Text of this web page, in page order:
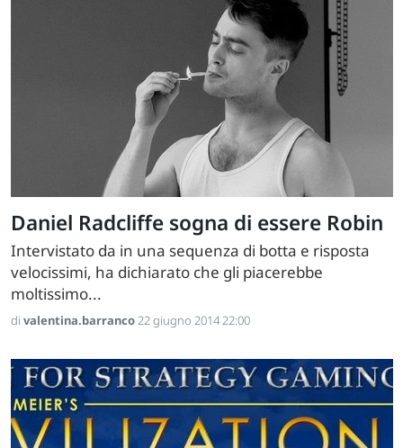
Daniel Radcliffe sogna di essere Robin
Intervistato da in una sequenza di botta e risposta
velocissimi, ha dichiarato che gli piacerebbe
moltissimo...
di valentina.barranco22 giugno 2014 22:00